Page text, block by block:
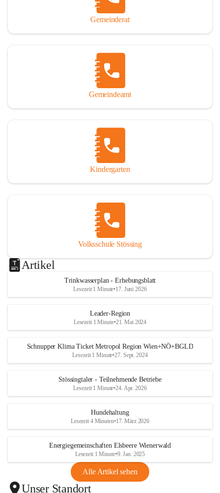
Gemeinderat
Gemeindeamt
Kindergarten
Volksschule Stössing
Artikel
Trinkwasserplan - Erhebungsblatt
Lesezeit 1 Minute•17. Juni 2026
Leader-Region
Lesezeit 1 Minute•21. Mai 2024
Schnupper Klima Ticket Metropol Region Wien+NÖ+BGLD
Lesezeit 1 Minute•27. Sept. 2024
Stössingtaler - Teilnehmende Betriebe
Lesezeit 1 Minute•24. Apr. 2026
Hundehaltung
Lesezeit 4 Minuten•17. März 2026
Energiegemeinschaften Elsbeere Wienerwald
Lesezeit 1 Minute•9. Jan. 2025
Alle Artikel sehen
Unser Standort